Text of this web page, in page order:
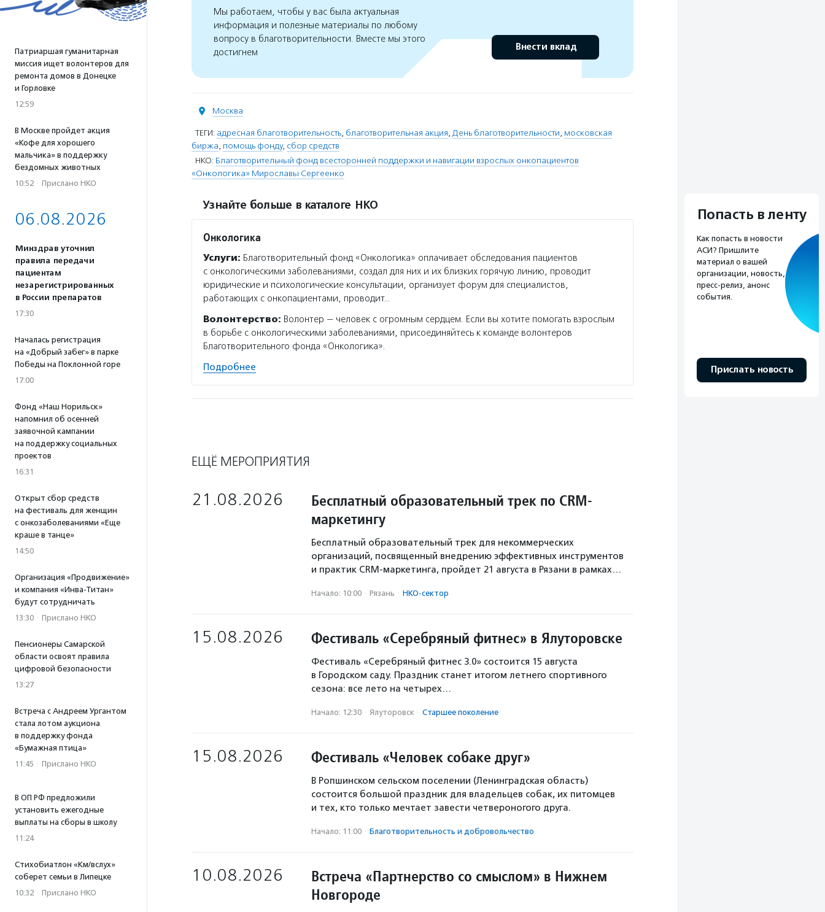
Патриаршая гуманитарная
миссия ищет волонтеров для
ремонта домов в Донецке
и Горловке
12:59
В Москве пройдет акция
«Кофе для хорошего
мальчика» в поддержку
бездомных животных
10:52 · Прислано НКО
06.08.2026
Минздрав уточнил
правила передачи
пациентам
незарегистрированных
в России препаратов
17:30
Началась регистрация
на «Добрый забег» в парке
Победы на Поклонной горе
17:00
Фонд «Наш Норильск»
напомнил об осенней
заявочной кампании
на поддержку социальных
проектов
16:31
Открыт сбор средств
на фестиваль для женщин
с онкозаболеваниями «Еще
краше в танце»
14:50
Организация «Продвижение»
и компания «Инва-Титан»
будут сотрудничать
13:30 · Прислано НКО
Пенсионеры Самарской
области освоят правила
цифровой безопасности
13:27
Встреча с Андреем Ургантом
стала лотом аукциона
в поддержку фонда
«Бумажная птица»
11:45 · Прислано НКО
В ОП РФ предложили
установить ежегодные
выплаты на сборы в школу
11:24
Стихобиатлон «Км/вслух»
соберет семьи в Липецке
10:32 · Прислано НКО
Мы работаем, чтобы у вас была актуальная
информация и полезные материалы по любому
вопросу в благотворительности. Вместе мы этого
достигнем
Внести вклад
Москва
ТЕГИ: адресная благотворительность, благотворительная акция, День благотворительности, московская
биржа, помощь фонду, сбор средств
НКО: Благотворительный фонд всесторонней поддержки и навигации взрослых онкопациентов
«Онкологика» Мирославы Сергеенко
Узнайте больше в каталоге НКО
Онкологика
Услуги: Благотворительный фонд «Онкологика» оплачивает обследования пациентов
с онкологическими заболеваниями, создал для них и их близких горячую линию, проводит
юридические и психологические консультации, организует форум для специалистов,
работающих с онкопациентами, проводит…
Волонтерство: Волонтер — человек с огромным сердцем. Если вы хотите помогать взрослым
в борьбе с онкологическими заболеваниями, присоединяйтесь к команде волонтеров
Благотворительного фонда «Онкологика».
Подробнее
ЕЩЁ МЕРОПРИЯТИЯ
21.08.2026
Бесплатный образовательный трек по CRM-
маркетингу
Бесплатный образовательный трек для некоммерческих
организаций, посвященный внедрению эффективных инструментов
и практик CRM-маркетинга, пройдет 21 августа в Рязани в рамках…
Начало: 10:00 · Рязань · НКО-сектор
15.08.2026 Фестиваль «Серебряный фитнес» в Ялуторовске
Фестиваль «Серебряный фитнес 3.0» состоится 15 августа
в Городском саду. Праздник станет итогом летнего спортивного
сезона: все лето на четырех…
Начало: 12:30 · Ялуторовск · Старшее поколение
15.08.2026 Фестиваль «Человек собаке друг»
В Ропшинском сельском поселении (Ленинградская область)
состоится большой праздник для владельцев собак, их питомцев
и тех, кто только мечтает завести четвероногого друга.
Начало: 11:00 · Благотвори­тель­ность и доброволь­чест­во
10.08.2026
Встреча «Партнерство со смыслом» в Нижнем
Новгороде
Попасть в ленту
Как попасть в новости
АСИ? Пришлите
материал о вашей
организации, новость,
пресс-релиз, анонс
события.
Прислать новость